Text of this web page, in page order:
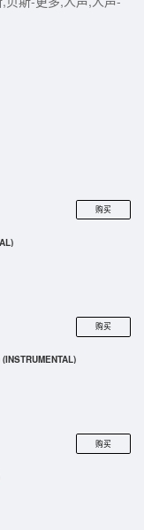
购买
购买
购买